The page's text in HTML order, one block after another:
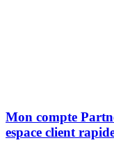
Mon compte
espace client